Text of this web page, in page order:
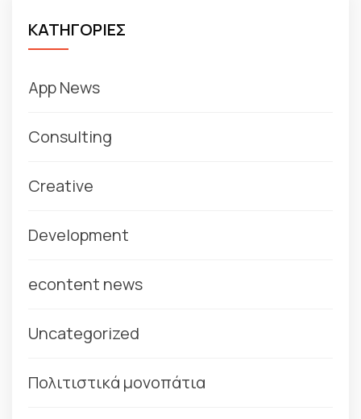
ΚΑΤΗΓΟΡΙΕΣ
App News
Consulting
Creative
Development
econtent news
Uncategorized
Πολιτιστικά μονοπάτια